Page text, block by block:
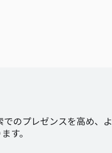
でのプレゼンスを高め、よ
す。